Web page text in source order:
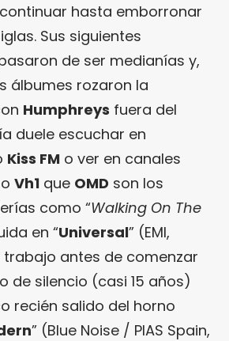
hasta emborronar
Sus siguientes
de ser medianías y,
álbumes rozaron la
Humphreys fuera del
duele escuchar en
Kiss FM o ver en canales
Vh1 que OMD son los
como “Walking On The
en “Universal” (EMI,
trabajo antes de comenzar
de silencio (casi 15 años)
recién salido del horno
” (Blue Noise / PIAS Spain,